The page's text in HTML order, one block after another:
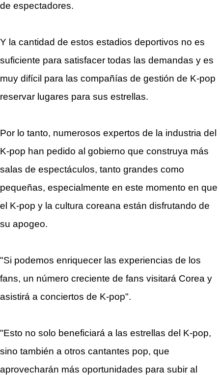
de espectadores.
Y la cantidad de estos estadios deportivos no es
suficiente para satisfacer todas las demandas y es
muy difícil para las compañías de gestión de K-pop
reservar lugares para sus estrellas.
Por lo tanto, numerosos expertos de la industria del
K-pop han pedido al gobierno que construya más
salas de espectáculos, tanto grandes como
pequeñas, especialmente en este momento en que
el K-pop y la cultura coreana están disfrutando de
su apogeo.
"Si podemos enriquecer las experiencias de los
fans, un número creciente de fans visitará Corea y
asistirá a conciertos de K-pop".
"Esto no solo beneficiará a las estrellas del K-pop,
sino también a otros cantantes pop, que
aprovecharán más oportunidades para subir al